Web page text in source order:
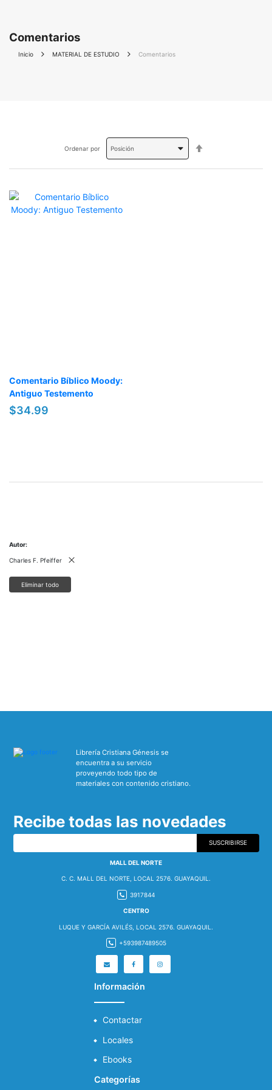
Comentarios
Inicio MATERIAL DE ESTUDIO Comentarios
Ordenar por
Comentario Bíblico Moody:
Antiguo Testemento
$34.99
Autor
Charles F. Pfeiffer
Eliminar todo
Librería Cristiana Génesis se
encuentra a su servicio
proveyendo todo tipo de
materiales con contenido cristiano.
Recibe todas las novedades
SUSCRIBIRSE
MALL DEL NORTE
C. C. MALL DEL NORTE, LOCAL 2576. GUAYAQUIL.
3917844
CENTRO
LUQUE Y GARCÍA AVILÉS, LOCAL 2576. GUAYAQUIL.
+593987489505
Información
Contactar
Locales
Ebooks
Categorías